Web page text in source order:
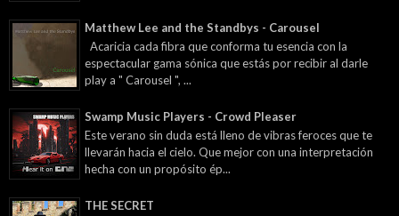
Matthew Lee and the Standbys - Carousel
Acaricia cada fibra que conforma tu esencia con la
espectacular gama sónica que estás por recibir al darle
play a " Carousel ", ...
Swamp Music Players - Crowd Pleaser
Este verano sin duda está lleno de vibras feroces que te
llevarán hacia el cielo. Que mejor con una interpretación
hecha con un propósito ép...
THE SECRET